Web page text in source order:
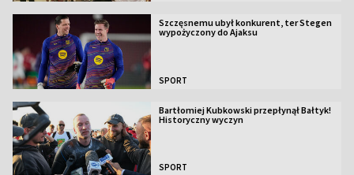
Szczęsnemu ubył konkurent, ter Stegen
wypożyczony do Ajaksu
SPORT
Bartłomiej Kubkowski przepłynął Bałtyk!
Historyczny wyczyn
SPORT